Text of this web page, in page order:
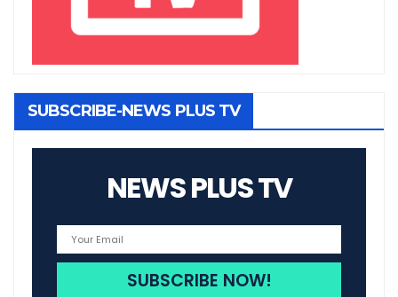
SUBSCRIBE-NEWS PLUS TV
NEWS PLUS TV